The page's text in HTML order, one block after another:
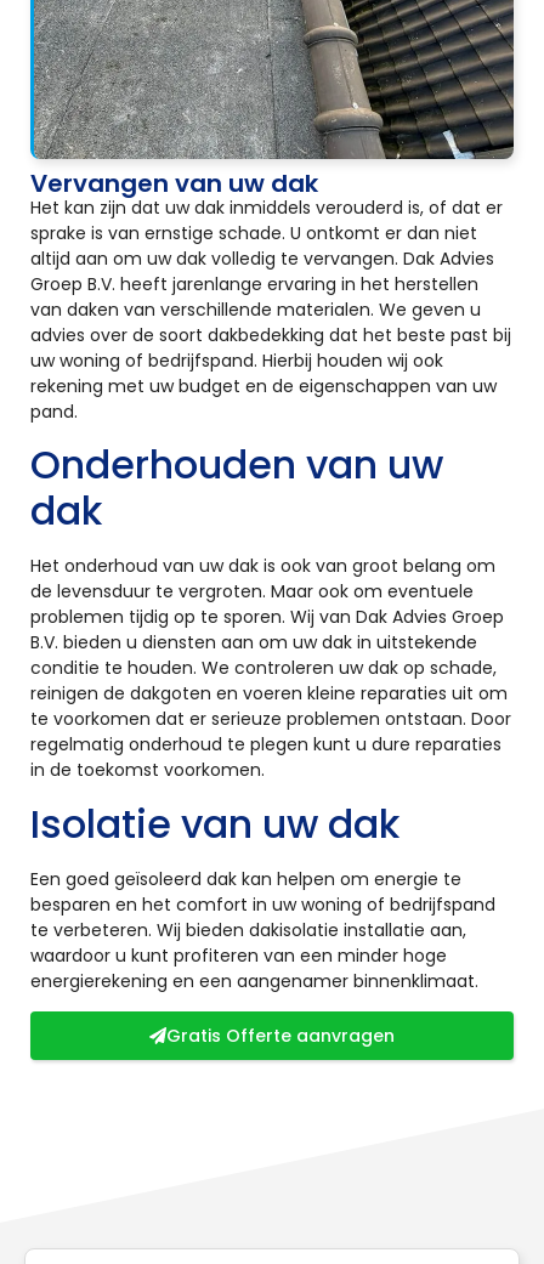
Vervangen van uw dak
Het kan zijn dat uw dak inmiddels verouderd is, of dat er
sprake is van ernstige schade. U ontkomt er dan niet
altijd aan om uw dak volledig te vervangen. Dak Advies
Groep B.V. heeft jarenlange ervaring in het herstellen
van daken van verschillende materialen. We geven u
advies over de soort dakbedekking dat het beste past bij
uw woning of bedrijfspand. Hierbij houden wij ook
rekening met uw budget en de eigenschappen van uw
pand.
Onderhouden van uw
dak
Het onderhoud van uw dak is ook van groot belang om
de levensduur te vergroten. Maar ook om eventuele
problemen tijdig op te sporen. Wij van Dak Advies Groep
B.V. bieden u diensten aan om uw dak in uitstekende
conditie te houden. We controleren uw dak op schade,
reinigen de dakgoten en voeren kleine reparaties uit om
te voorkomen dat er serieuze problemen ontstaan. Door
regelmatig onderhoud te plegen kunt u dure reparaties
in de toekomst voorkomen.
Isolatie van uw dak
Een goed geïsoleerd dak kan helpen om energie te
besparen en het comfort in uw woning of bedrijfspand
te verbeteren. Wij bieden dakisolatie installatie aan,
waardoor u kunt profiteren van een minder hoge
energierekening en een aangenamer binnenklimaat.
Gratis Offerte aanvragen